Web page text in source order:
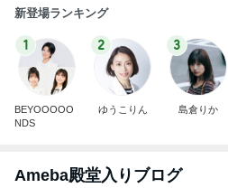
新登場ランキング
1
BEYOOOOO
NDS
2
ゆうこりん
3
島倉りか
Ameba殿堂入りブログ